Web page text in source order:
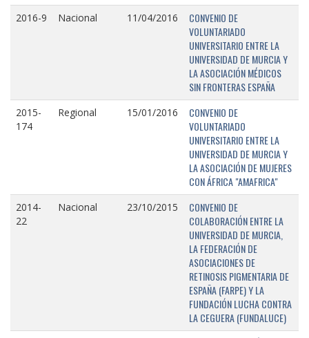
2016-9 Nacional 11/04/2016
CONVENIO DE
VOLUNTARIADO
UNIVERSITARIO ENTRE LA
UNIVERSIDAD DE MURCIA Y
LA ASOCIACIÓN MÉDICOS
SIN FRONTERAS ESPAÑA
2015-
174
Regional 15/01/2016
CONVENIO DE
VOLUNTARIADO
UNIVERSITARIO ENTRE LA
UNIVERSIDAD DE MURCIA Y
LA ASOCIACIÓN DE MUJERES
CON ÁFRICA "AMAFRICA"
2014-
22
Nacional 23/10/2015
CONVENIO DE
COLABORACIÓN ENTRE LA
UNIVERSIDAD DE MURCIA,
LA FEDERACIÓN DE
ASOCIACIONES DE
RETINOSIS PIGMENTARIA DE
ESPAÑA (FARPE) Y LA
FUNDACIÓN LUCHA CONTRA
LA CEGUERA (FUNDALUCE)